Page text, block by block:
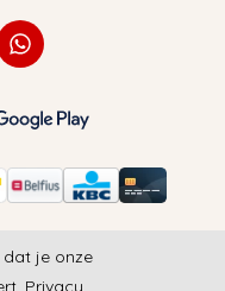
dat je onze